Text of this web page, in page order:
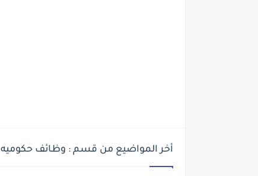
أخر المواضيع من قسم : وظائف حكوميه